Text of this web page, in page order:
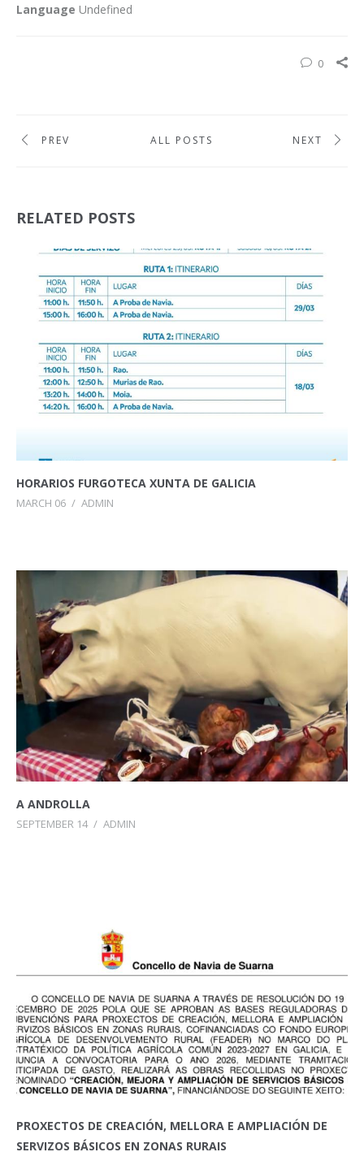
Language Undefined
0
PREV ALL POSTS NEXT
RELATED POSTS
HORARIOS FURGOTECA XUNTA DE GALICIA
MARCH 06 / ADMIN
A ANDROLLA
SEPTEMBER 14 / ADMIN
PROXECTOS DE CREACIÓN, MELLORA E AMPLIACIÓN DE
SERVIZOS BÁSICOS EN ZONAS RURAIS